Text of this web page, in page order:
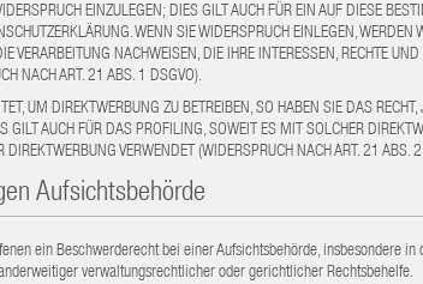
EINZULEGEN; DIES GILT AUCH FÜR EIN AUF DIESE
WENN SIE WIDERSPRUCH EINLEGEN,
VERARBEITUNG NACHWEISEN, DIE IHRE INTERESSEN, RECHTE
NACH ART. 21 ABS. 1 DSGVO).
UM DIREKTWERBUNG ZU BETREIBEN, SO HABEN SIE DAS
GILT AUCH FÜR DAS PROFILING, SOWEIT ES MIT SOLCHER
VERWENDET (WIDERSPRUCH NACH ART. 21 ABS.
Aufsichtsbehörde
ein Beschwerderecht bei einer Aufsichtsbehörde,
verwaltungsrechtlicher oder gerichtlicher Rechtsbehelfe.